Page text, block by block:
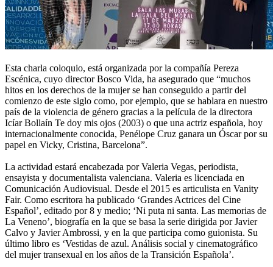
Esta charla coloquio, está organizada por la compañía Pereza
Escénica, cuyo director Bosco Vida, ha asegurado que “muchos
hitos en los derechos de la mujer se han conseguido a partir del
comienzo de este siglo como, por ejemplo, que se hablara en nuestro
país de la violencia de género gracias a la película de la directora
Icíar Bollaín Te doy mis ojos (2003) o que una actriz española, hoy
internacionalmente conocida, Penélope Cruz ganara un Óscar por su
papel en Vicky, Cristina, Barcelona”.
La actividad estará encabezada por Valeria Vegas, periodista,
ensayista y documentalista valenciana. Valeria es licenciada en
Comunicación Audiovisual. Desde el 2015 es articulista en Vanity
Fair. Como escritora ha publicado ‘Grandes Actrices del Cine
Español’, editado por 8 y medio; ‘Ni puta ni santa. Las memorias de
La Veneno’, biografía en la que se basa la serie dirigida por Javier
Calvo y Javier Ambrossi, y en la que participa como guionista. Su
último libro es ‘Vestidas de azul. Análisis social y cinematográfico
del mujer transexual en los años de la Transición Española’.